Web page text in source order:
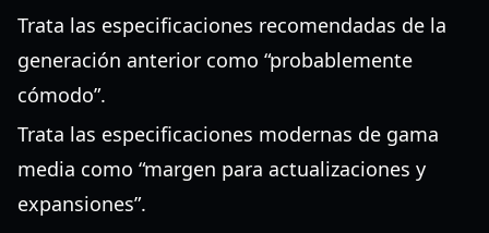
Trata las especificaciones recomendadas de la
generación anterior como “probablemente
cómodo”.
Trata las especificaciones modernas de gama
media como “margen para actualizaciones y
expansiones”.